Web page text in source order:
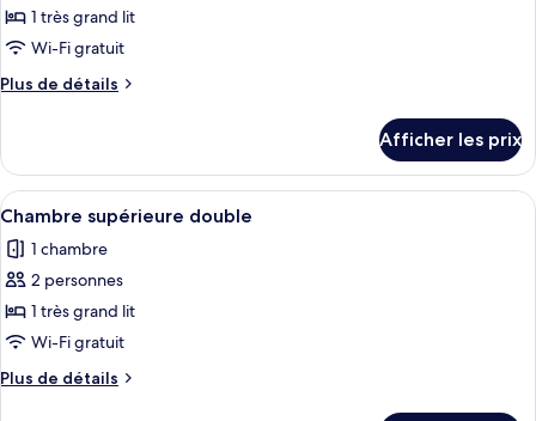
ce
type
de
Deluxe
double,
5
chambres,
vue
sur
la
cour
intérieure
1 très grand lit
Wi-Fi gratuit
Plus de détails
Plus
Chambre
Deluxe
double,
chambres,
vue
la
cour
Afficher les prix
Afficher
toutes
les
photos
pour
ce
type
de
Une chambre d’hôtel avec un grand
17
Chambre supérieure double
1 chambre
2 personnes
1 très grand lit
Wi-Fi gratuit
Plus de détails
Plus